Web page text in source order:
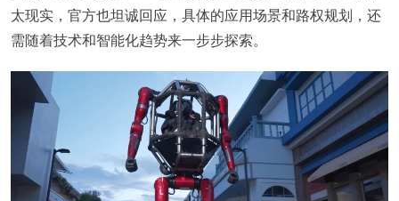
太现实，官方也坦诚回应，具体的应用场景和路权规划，还
需随着技术和智能化趋势来一步步探索。